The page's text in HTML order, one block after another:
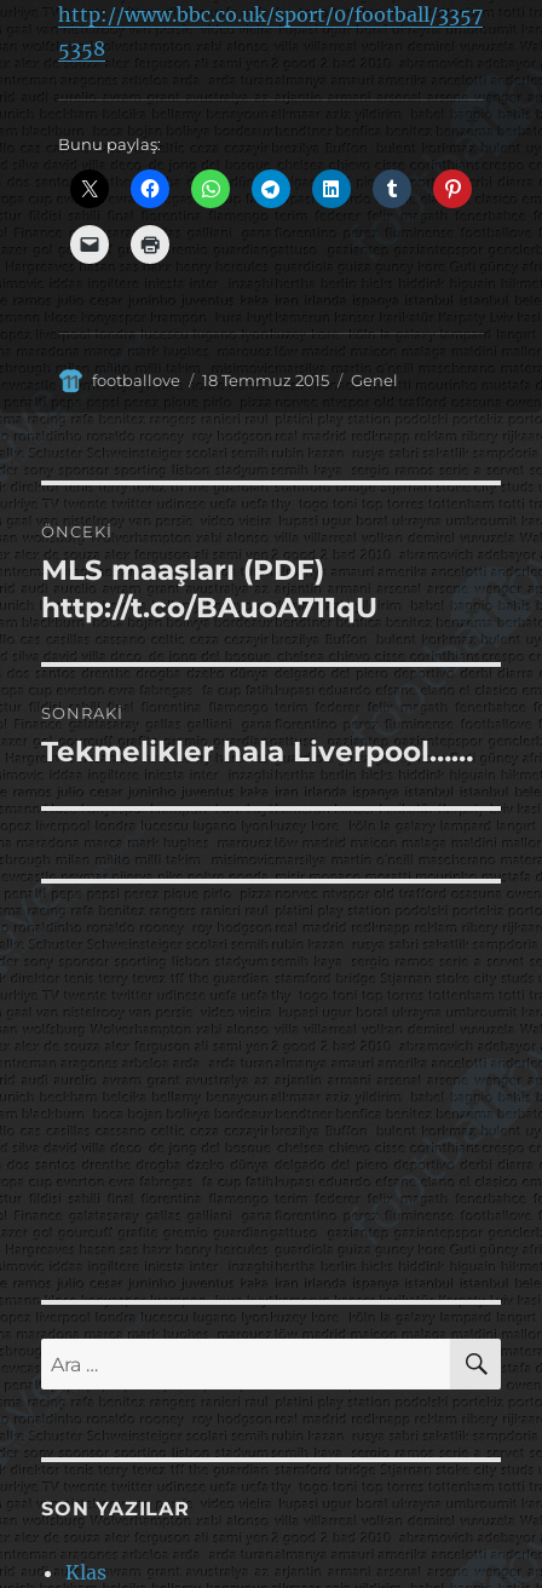
http://www.bbc.co.uk/sport/0/football/3357
5358
Bunu paylaş:
Yazar
footballove
Yayın
18 Temmuz 2015 Kategoriler
Genel
Yazı
gezinmesi
ÖNCEKI
Önceki
yazı:
MLS maaşları (PDF)
http://t.co/BAuoA711qU
SONRAKI
Sonraki
yazı:
Tekmelikler hala Liverpool……
Ara:
SON YAZILAR
Klas